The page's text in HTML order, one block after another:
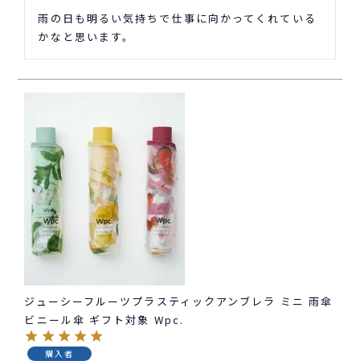
雨の日も明るい気持ちで仕事に向かってくれている
かなと思います。
ジューシーフルーツプラスティックアンブレラ ミニ 雨傘
ビニール傘 ギフト対象 Wpc.
購入者